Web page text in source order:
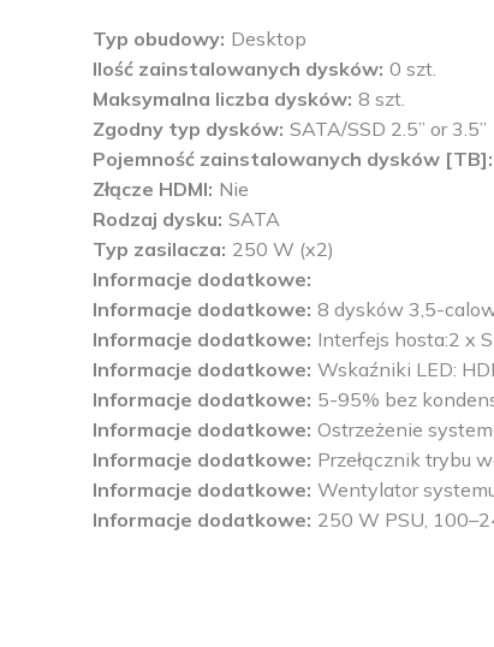
Typ obudowy Desktop
Ilość zainstalowanych dysków 0 szt.
Maksymalna liczba dysków 8 szt.
Zgodny typ dysków SATA/SSD 2.5” or 3.5”
Pojemność zainstalowanych dysków [TB]
Złącze HDMI Nie
Rodzaj dysku SATA
Typ zasilacza 250 W (x2)
Informacje dodatkowe
Informacje dodatkowe 8 dysków 3,5-
Informacje dodatkowe Interfejs hosta:2 x
Informacje dodatkowe Wskaźniki LED:
Informacje dodatkowe 5-95% bez
Informacje dodatkowe Ostrzeżenie
Informacje dodatkowe Przełącznik trybu
Informacje dodatkowe Wentylator
Informacje dodatkowe 250 W PSU,